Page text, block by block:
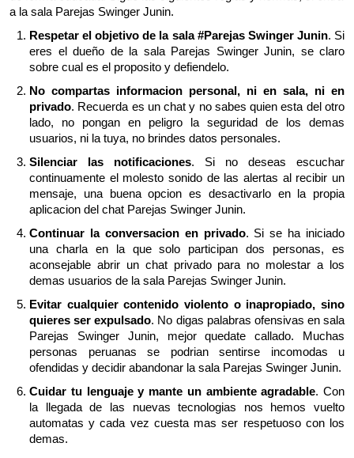
a la sala Parejas Swinger Junin.
Respetar el objetivo de la sala #Parejas Swinger Junin. Si
eres el dueño de la sala Parejas Swinger Junin, se claro
sobre cual es el proposito y defiendelo.
No compartas informacion personal, ni en sala, ni en
privado. Recuerda es un chat y no sabes quien esta del otro
lado, no pongan en peligro la seguridad de los demas
usuarios, ni la tuya, no brindes datos personales.
Silenciar las notificaciones. Si no deseas escuchar
continuamente el molesto sonido de las alertas al recibir un
mensaje, una buena opcion es desactivarlo en la propia
aplicacion del chat Parejas Swinger Junin.
Continuar la conversacion en privado. Si se ha iniciado
una charla en la que solo participan dos personas, es
aconsejable abrir un chat privado para no molestar a los
demas usuarios de la sala Parejas Swinger Junin.
Evitar cualquier contenido violento o inapropiado, sino
quieres ser expulsado. No digas palabras ofensivas en sala
Parejas Swinger Junin, mejor quedate callado. Muchas
personas peruanas se podrian sentirse incomodas u
ofendidas y decidir abandonar la sala Parejas Swinger Junin.
Cuidar tu lenguaje y mante un ambiente agradable. Con
la llegada de las nuevas tecnologias nos hemos vuelto
automatas y cada vez cuesta mas ser respetuoso con los
demas.